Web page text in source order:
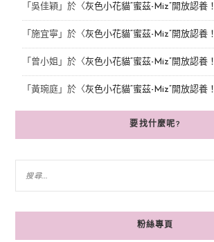
「 吳佳穎 」於〈灰色小花貓“蜜茲-Miz”開放認養！
「 施宜寧 」於〈灰色小花貓“蜜茲-Miz”開放認養！
「 曾小姐 」於〈灰色小花貓“蜜茲-Miz”開放認養！
「 黃琬庭」於〈灰色小花貓“蜜茲-Miz”開放認養！
要找什麼呢?
粉絲專頁